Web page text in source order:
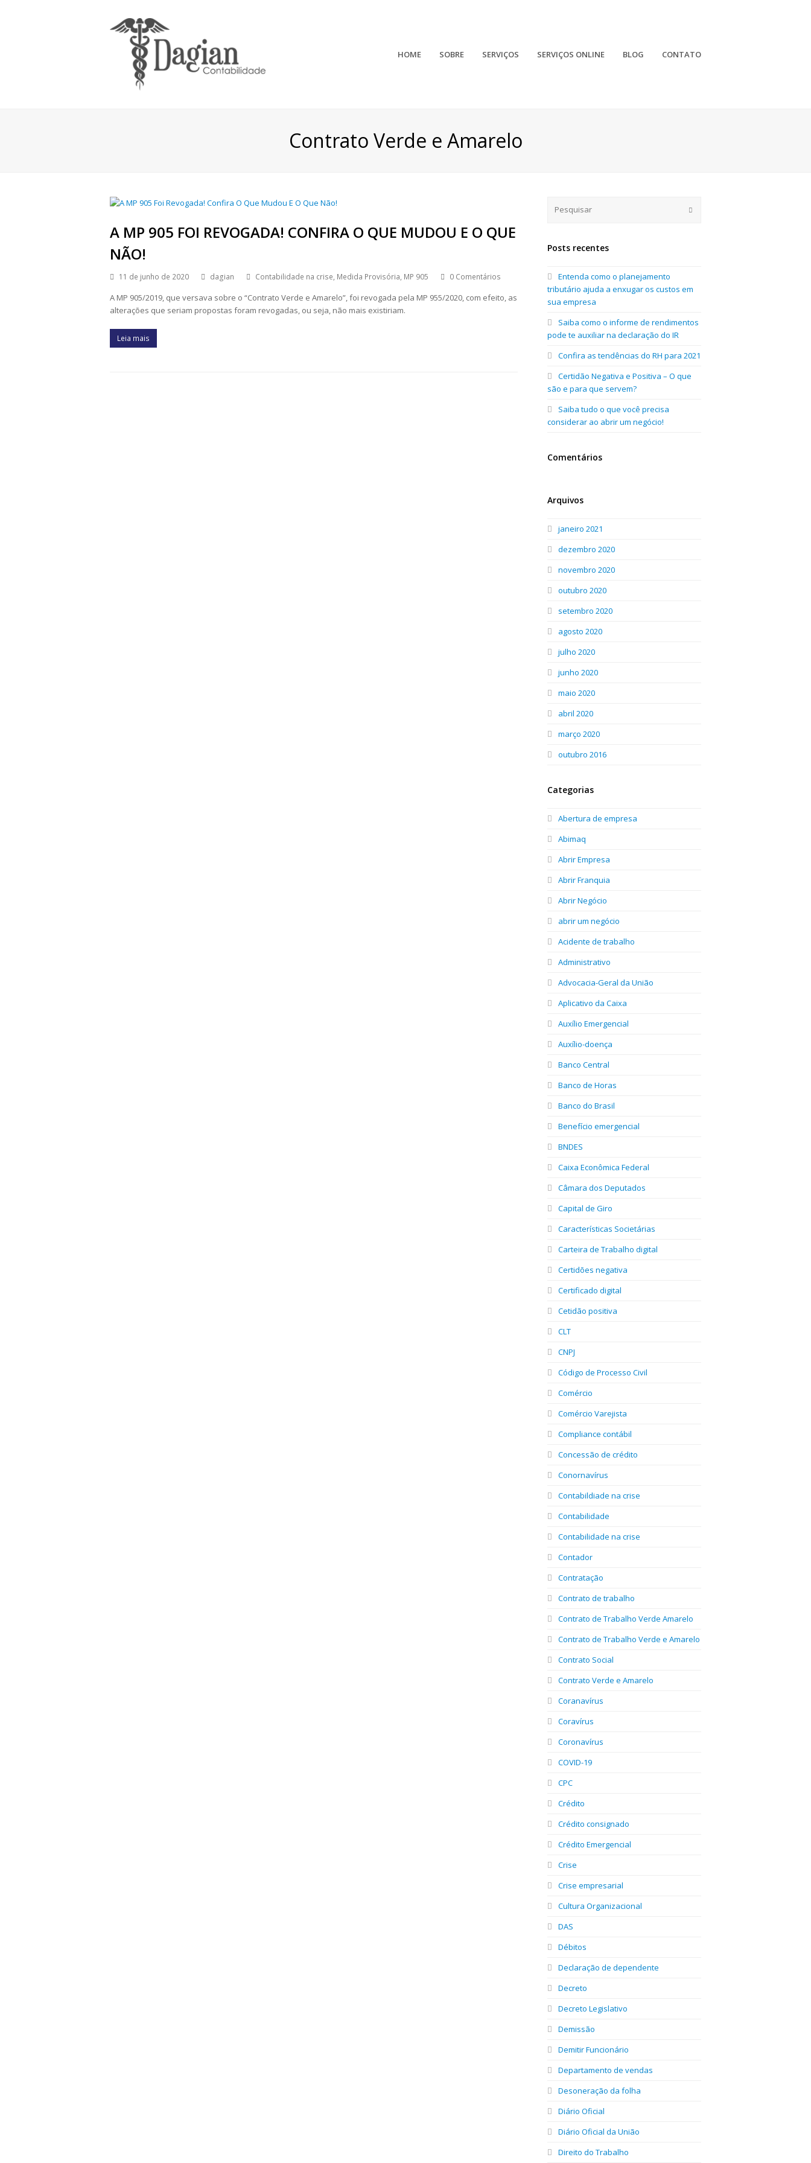
HOME SOBRE SERVIÇOS SERVIÇOS ONLINE BLOG CONTATO
Contrato Verde e Amarelo
A MP 905 FOI REVOGADA! CONFIRA O QUE MUDOU E O QUE
NÃO!
11 de junho de 2020 dagian Contabilidade na crise, Medida Provisória, MP 905 0 Comentários
A MP 905/2019, que versava sobre o “Contrato Verde e Amarelo”, foi revogada pela MP 955/2020, com efeito, as
alterações que seriam propostas foram revogadas, ou seja, não mais existiriam.
Leia mais
Posts recentes
Entenda como o planejamento
tributário ajuda a enxugar os custos em
sua empresa
Saiba como o informe de rendimentos
pode te auxiliar na declaração do IR
Confira as tendências do RH para 2021
Certidão Negativa e Positiva – O que
são e para que servem?
Saiba tudo o que você precisa
considerar ao abrir um negócio!
Comentários
Arquivos
janeiro 2021
dezembro 2020
novembro 2020
outubro 2020
setembro 2020
agosto 2020
julho 2020
junho 2020
maio 2020
abril 2020
março 2020
outubro 2016
Categorias
Abertura de empresa
Abimaq
Abrir Empresa
Abrir Franquia
Abrir Negócio
abrir um negócio
Acidente de trabalho
Administrativo
Advocacia-Geral da União
Aplicativo da Caixa
Auxílio Emergencial
Auxílio-doença
Banco Central
Banco de Horas
Banco do Brasil
Benefício emergencial
BNDES
Caixa Econômica Federal
Câmara dos Deputados
Capital de Giro
Características Societárias
Carteira de Trabalho digital
Certidões negativa
Certificado digital
Cetidão positiva
CLT
CNPJ
Código de Processo Civil
Comércio
Comércio Varejista
Compliance contábil
Concessão de crédito
Conornavírus
Contabildiade na crise
Contabilidade
Contabilidade na crise
Contador
Contratação
Contrato de trabalho
Contrato de Trabalho Verde Amarelo
Contrato de Trabalho Verde e Amarelo
Contrato Social
Contrato Verde e Amarelo
Coranavírus
Coravírus
Coronavírus
COVID-19
CPC
Crédito
Crédito consignado
Crédito Emergencial
Crise
Crise empresarial
Cultura Organizacional
DAS
Débitos
Declaração de dependente
Decreto
Decreto Legislativo
Demissão
Demitir Funcionário
Departamento de vendas
Desoneração da folha
Diário Oficial
Diário Oficial da União
Direito do Trabalho